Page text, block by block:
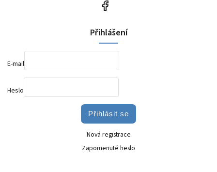
Přihlášení
E-mail
Heslo
Přihlásit se
Nová registrace
Zapomenuté heslo